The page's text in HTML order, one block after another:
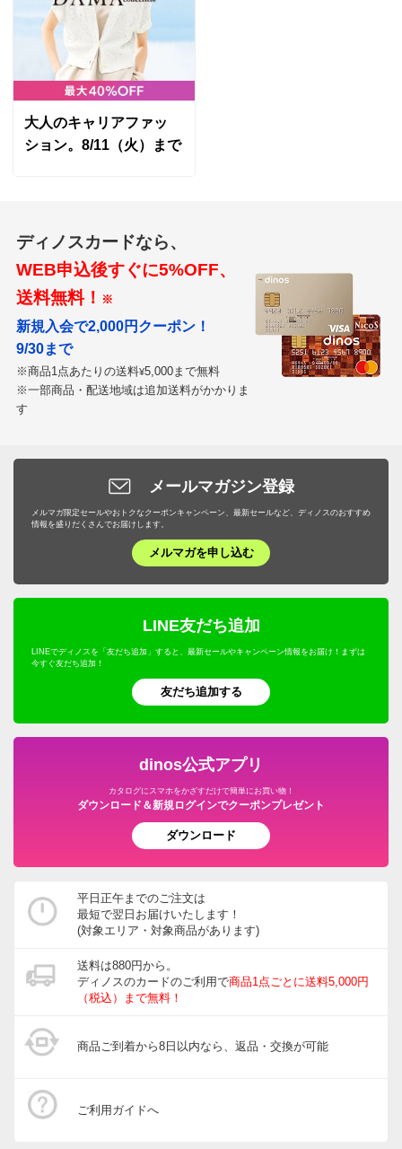
大人のキャリアファッ
ション。8/11（火）まで
ディノスカードなら、
WEB申込後すぐに5%OFF、
送料無料！ ※
新規入会で2,000円クーポン！
9/30まで
※商品1点あたりの送料¥5,000まで無料
※一部商品・配送地域は追加送料がかかりま
す
メールマガジン登録
メルマガ限定セールやおトクなクーポンキャンペーン、最新セールなど、ディノスのおすすめ
情報を盛りだくさんでお届けします。
メルマガを申し込む
LINE友だち追加
LINEでディノスを「友だち追加」すると、最新セールやキャンペーン情報をお届け！まずは
今すぐ友だち追加！
友だち追加する
dinos公式アプリ
カタログにスマホをかざすだけで簡単にお買い物！
ダウンロード＆新規ログインでクーポンプレゼント
ダウンロード
平日正午までのご注文は
最短で翌日お届けいたします！
(対象エリア・対象商品があります)
送料は880円から。
ディノスのカードのご利用で商品1点ごとに送料5,000円
（税込）まで無料！
商品ご到着から8日以内なら、返品・交換が可能
ご利用ガイドへ